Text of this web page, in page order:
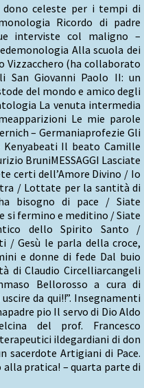
dono celeste per i tempi di
Ricordo di padre
interviste col maligno –
Alla scuola dei
Vizzacchero (ha collaborato
San Giovanni Paolo II: un
del mondo e amico degli
La venuta intermedia
Le mie parole
– Germaniaprofezie Gli
Il beato Camille
BruniMESSAGGI Lasciate
certi dell’Amore Divino / Io
/ Lottate per la santità di
bisogno di pace / Siate
si fermino e meditino / Siate
dello Spirito Santo /
Gesù le parla della croce,
e donne di fede Dal buio
di Claudio Circelliarcangeli
Bellorosso a cura di
da qui!!”. Insegnamenti
pio Il servo di Dio Aldo
del prof. Francesco
ildegardiani di don
sacerdote Artigiani di Pace.
pratica! – quarta parte di